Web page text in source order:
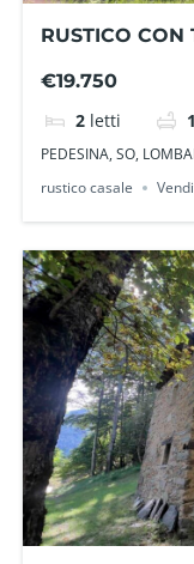
RUSTICO CON
€19.750
2 letti 1
PEDESINA, SO,
rustico casale